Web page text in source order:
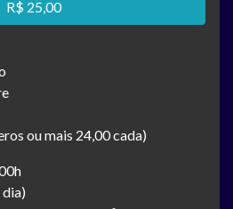
R$ 25,00
ou mais 24,00 cada)